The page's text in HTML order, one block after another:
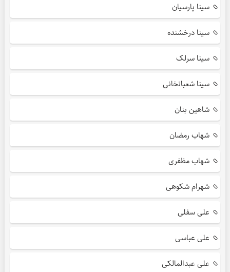
سینا پارسیان
سینا درخشنده
سینا سرلک
سینا شعبانخانی
شاهین بنان
شهاب رمضان
شهاب مظفری
شهرام شکوهی
علی سفلی
علی عباسی
علی عبدالمالکی